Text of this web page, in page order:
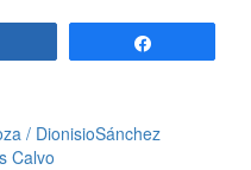
/ DionisioSánchez
Calvo